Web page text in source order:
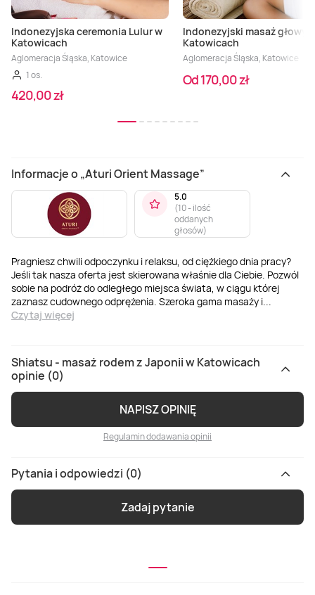
Indonezyjska ceremonia Lulur w
Katowicach
Aglomeracja Śląska, Katowice
1 os.
420,00 zł
Indonezyjski masaż głowy
Katowicach
Aglomeracja Śląska, Katowice
Od 170,00 zł
Informacje o „Aturi Orient Massage”
Pragniesz chwili odpoczynku i relaksu, od ciężkiego dnia pracy?
Jeśli tak nasza oferta jest skierowana właśnie dla Ciebie. Pozwól
sobie na podróż do odległego miejsca świata, w ciągu której
zaznasz cudownego odprężenia. Szeroka gama masaży i...
Czytaj więcej
5.0
(10 - ilość
oddanych
głosów)
Shiatsu - masaż rodem z Japonii w Katowicach
opinie (0)
NAPISZ OPINIĘ
Regulamin dodawania opinii
Pytania i odpowiedzi (0)
Zadaj pytanie